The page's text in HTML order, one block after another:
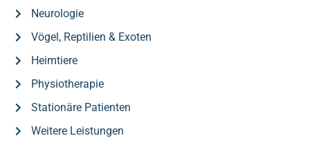
Neurologie
Vögel, Reptilien & Exoten
Heimtiere
Physiotherapie
Stationäre Patienten
Weitere Leistungen